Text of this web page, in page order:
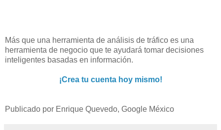
Más que una herramienta de análisis de tráfico es una
herramienta de negocio que te ayudará tomar decisiones
inteligentes basadas en información.
¡Crea tu cuenta hoy mismo!
Publicado por Enrique Quevedo, Google México